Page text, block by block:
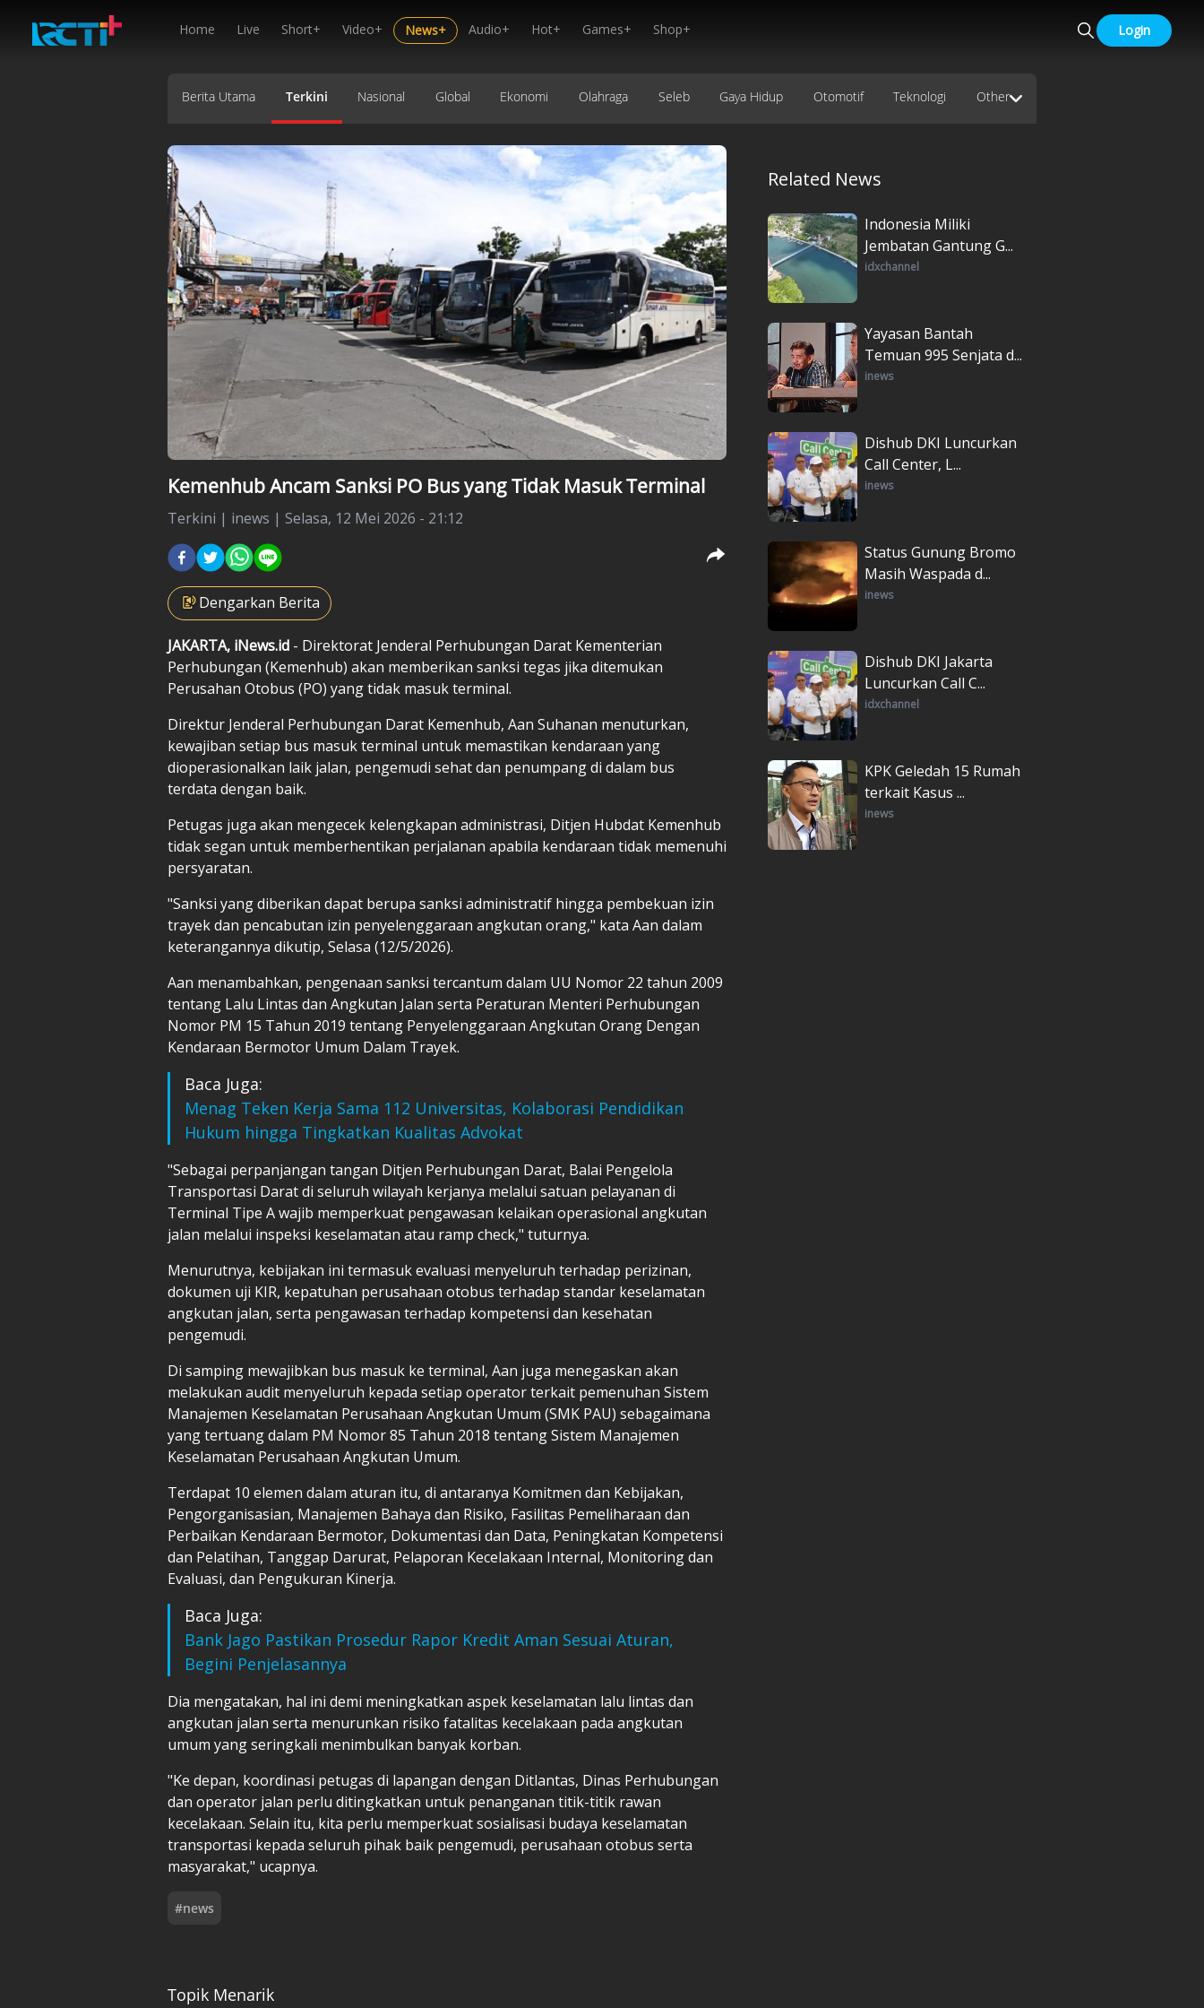
Home Live Short+ Video+ News+ Audio+ Hot+ Games+ Shop+ Login
Berita Utama Terkini Nasional Global Ekonomi Olahraga Seleb Gaya Hidup Otomotif Teknologi Other
Kemenhub Ancam Sanksi PO Bus yang Tidak Masuk Terminal
Terkini | inews | Selasa, 12 Mei 2026 - 21:12
Dengarkan Berita
JAKARTA, iNews.id - Direktorat Jenderal Perhubungan Darat Kementerian
Perhubungan (Kemenhub) akan memberikan sanksi tegas jika ditemukan
Perusahan Otobus (PO) yang tidak masuk terminal.
Direktur Jenderal Perhubungan Darat Kemenhub, Aan Suhanan menuturkan,
kewajiban setiap bus masuk terminal untuk memastikan kendaraan yang
dioperasionalkan laik jalan, pengemudi sehat dan penumpang di dalam bus
terdata dengan baik.
Petugas juga akan mengecek kelengkapan administrasi, Ditjen Hubdat Kemenhub
tidak segan untuk memberhentikan perjalanan apabila kendaraan tidak memenuhi
persyaratan.
"Sanksi yang diberikan dapat berupa sanksi administratif hingga pembekuan izin
trayek dan pencabutan izin penyelenggaraan angkutan orang," kata Aan dalam
keterangannya dikutip, Selasa (12/5/2026).
Aan menambahkan, pengenaan sanksi tercantum dalam UU Nomor 22 tahun 2009
tentang Lalu Lintas dan Angkutan Jalan serta Peraturan Menteri Perhubungan
Nomor PM 15 Tahun 2019 tentang Penyelenggaraan Angkutan Orang Dengan
Kendaraan Bermotor Umum Dalam Trayek.
Baca Juga:
Menag Teken Kerja Sama 112 Universitas, Kolaborasi Pendidikan
Hukum hingga Tingkatkan Kualitas Advokat
"Sebagai perpanjangan tangan Ditjen Perhubungan Darat, Balai Pengelola
Transportasi Darat di seluruh wilayah kerjanya melalui satuan pelayanan di
Terminal Tipe A wajib memperkuat pengawasan kelaikan operasional angkutan
jalan melalui inspeksi keselamatan atau ramp check," tuturnya.
Menurutnya, kebijakan ini termasuk evaluasi menyeluruh terhadap perizinan,
dokumen uji KIR, kepatuhan perusahaan otobus terhadap standar keselamatan
angkutan jalan, serta pengawasan terhadap kompetensi dan kesehatan
pengemudi.
Di samping mewajibkan bus masuk ke terminal, Aan juga menegaskan akan
melakukan audit menyeluruh kepada setiap operator terkait pemenuhan Sistem
Manajemen Keselamatan Perusahaan Angkutan Umum (SMK PAU) sebagaimana
yang tertuang dalam PM Nomor 85 Tahun 2018 tentang Sistem Manajemen
Keselamatan Perusahaan Angkutan Umum.
Terdapat 10 elemen dalam aturan itu, di antaranya Komitmen dan Kebijakan,
Pengorganisasian, Manajemen Bahaya dan Risiko, Fasilitas Pemeliharaan dan
Perbaikan Kendaraan Bermotor, Dokumentasi dan Data, Peningkatan Kompetensi
dan Pelatihan, Tanggap Darurat, Pelaporan Kecelakaan Internal, Monitoring dan
Evaluasi, dan Pengukuran Kinerja.
Baca Juga:
Bank Jago Pastikan Prosedur Rapor Kredit Aman Sesuai Aturan,
Begini Penjelasannya
Dia mengatakan, hal ini demi meningkatkan aspek keselamatan lalu lintas dan
angkutan jalan serta menurunkan risiko fatalitas kecelakaan pada angkutan
umum yang seringkali menimbulkan banyak korban.
"Ke depan, koordinasi petugas di lapangan dengan Ditlantas, Dinas Perhubungan
dan operator jalan perlu ditingkatkan untuk penanganan titik-titik rawan
kecelakaan. Selain itu, kita perlu memperkuat sosialisasi budaya keselamatan
transportasi kepada seluruh pihak baik pengemudi, perusahaan otobus serta
masyarakat," ucapnya.
#news
Related News
Indonesia Miliki
Jembatan Gantung G...
idxchannel
Yayasan Bantah
Temuan 995 Senjata d...
inews
Dishub DKI Luncurkan
Call Center, L...
inews
Status Gunung Bromo
Masih Waspada d...
inews
Dishub DKI Jakarta
Luncurkan Call C...
idxchannel
KPK Geledah 15 Rumah
terkait Kasus ...
inews
Topik Menarik